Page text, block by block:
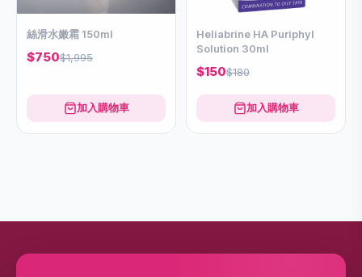
絲滑水嫩霜 150ml
$750$1,995
加入購物車
Heliabrine HA Puriphyl
Solution 30ml
$150$180
加入購物車